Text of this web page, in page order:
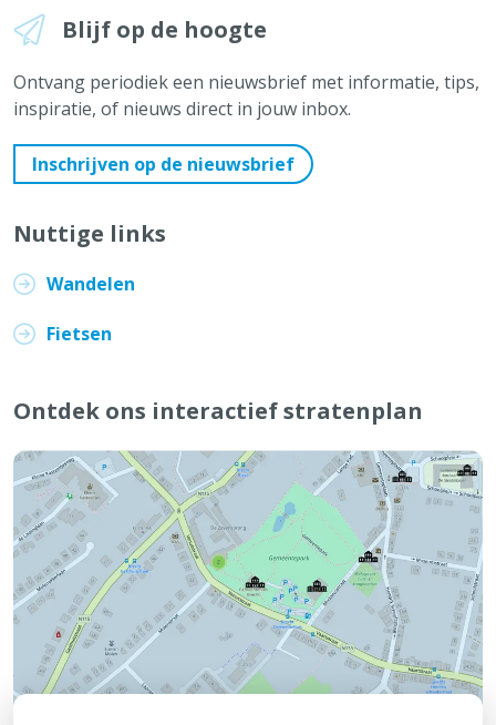
Blijf op de hoogte
Ontvang periodiek een nieuwsbrief met informatie, tips,
inspiratie, of nieuws direct in jouw inbox.
Inschrijven op de nieuwsbrief
Nuttige links
Wandelen
Fietsen
Ontdek ons interactief stratenplan